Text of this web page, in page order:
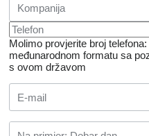
Molimo provjerite broj
međunarodnom formatu sa
s ovom državom